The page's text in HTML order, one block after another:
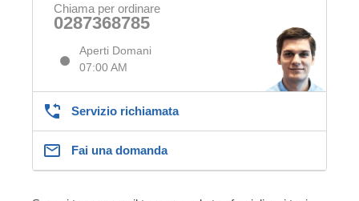
Chiama per ordinare
0287368785
Aperti Domani
07:00 AM
Servizio richiamata
Fai una domanda